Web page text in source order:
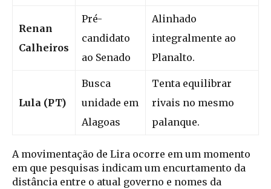
Renan
Calheiros
Pré-
candidato
ao Senado
Alinhado
integralmente ao
Planalto.
Lula (PT)
Busca
unidade em
Alagoas
Tenta equilibrar
rivais no mesmo
palanque.
A movimentação de Lira ocorre em um momento
em que pesquisas indicam um encurtamento da
distância entre o atual governo e nomes da